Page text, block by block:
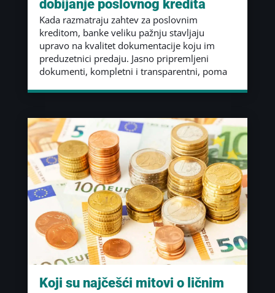
dobijanje poslovnog kredita
Kada razmatraju zahtev za poslovnim
kreditom, banke veliku pažnju stavljaju
upravo na kvalitet dokumentacije koju im
preduzetnici predaju. Jasno pripremljeni
dokumenti, kompletni i transparentni, poma
Koji su najčešći mitovi o ličnim